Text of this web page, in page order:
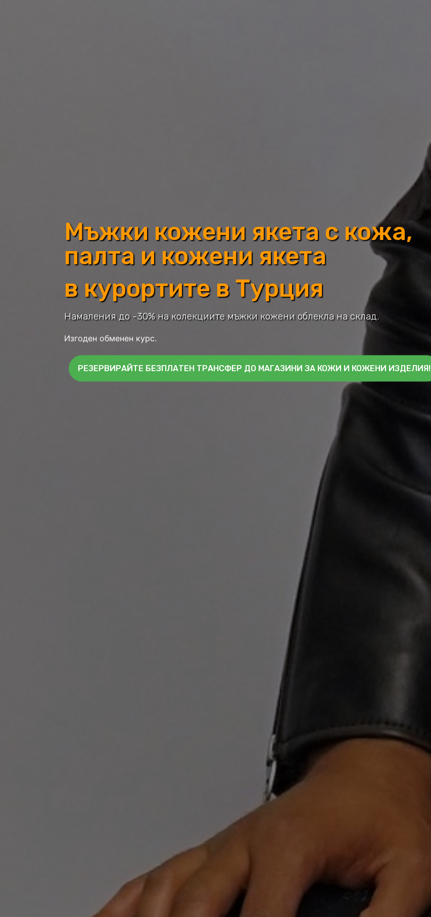
Мъжки кожени якета с кожа,
палта и кожени якета
в курортите в Турция
Намаления до -30% на колекциите мъжки кожени облекла на склад.
Изгоден обменен курс.
РЕЗЕРВИРАЙТЕ БЕЗПЛАТЕН ТРАНСФЕР ДО МАГАЗИНИ ЗА КОЖИ И КОЖЕНИ ИЗДЕЛИЯ!